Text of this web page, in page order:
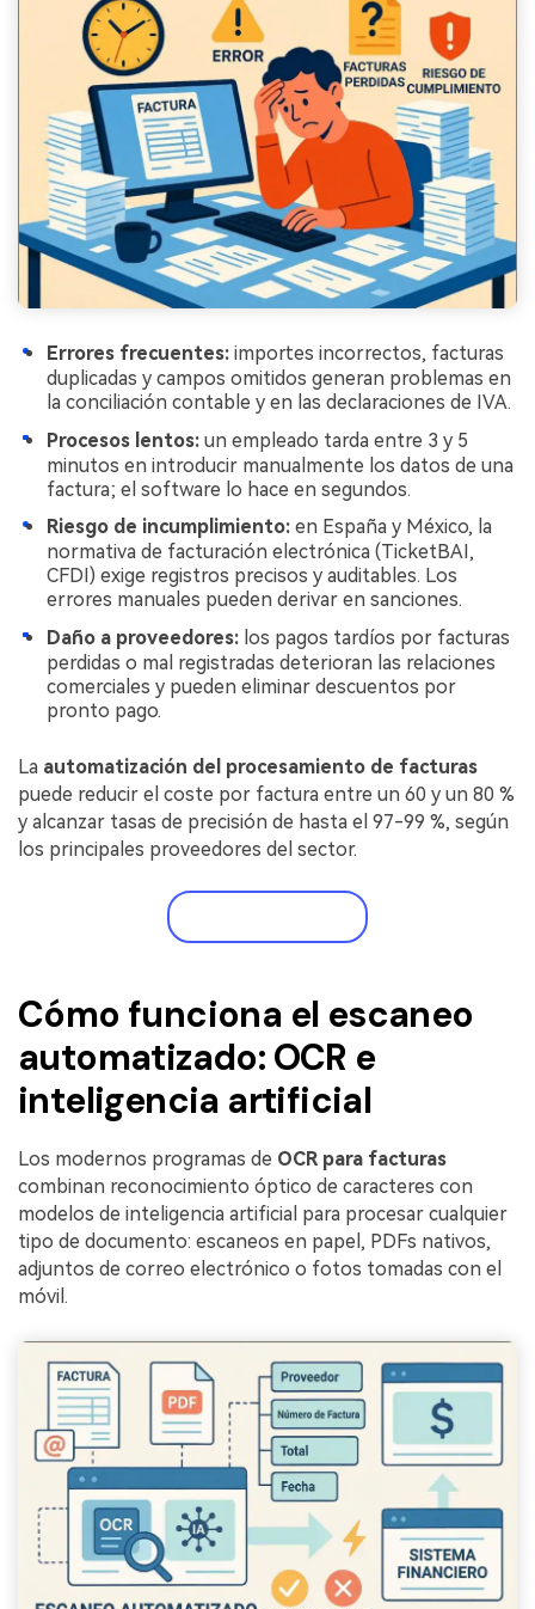
Errores frecuentes: importes incorrectos, facturas
duplicadas y campos omitidos generan problemas en
la conciliación contable y en las declaraciones de IVA.
Procesos lentos: un empleado tarda entre 3 y 5
minutos en introducir manualmente los datos de una
factura; el software lo hace en segundos.
Riesgo de incumplimiento: en España y México, la
normativa de facturación electrónica (TicketBAI,
CFDI) exige registros precisos y auditables. Los
errores manuales pueden derivar en sanciones.
Daño a proveedores: los pagos tardíos por facturas
perdidas o mal registradas deterioran las relaciones
comerciales y pueden eliminar descuentos por
pronto pago.
La automatización del procesamiento de facturas
puede reducir el coste por factura entre un 60 y un 80 %
y alcanzar tasas de precisión de hasta el 97-99 %, según
los principales proveedores del sector.
Cómo funciona el escaneo
automatizado: OCR e
inteligencia artificial
Los modernos programas de OCR para facturas
combinan reconocimiento óptico de caracteres con
modelos de inteligencia artificial para procesar cualquier
tipo de documento: escaneos en papel, PDFs nativos,
adjuntos de correo electrónico o fotos tomadas con el
móvil.